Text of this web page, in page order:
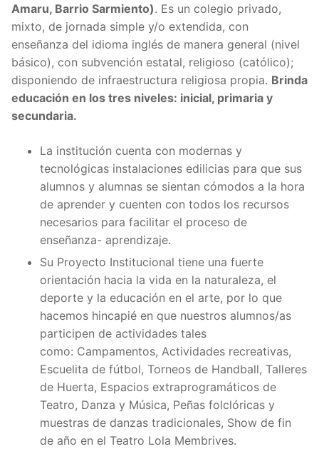
Amaru, Barrio Sarmiento). Es un colegio privado,
mixto, de jornada simple y/o extendida, con
enseñanza del idioma inglés de manera general (nivel
básico), con subvención estatal, religioso (católico);
disponiendo de infraestructura religiosa propia. Brinda
educación en los tres niveles: inicial, primaria y
secundaria.
La institución cuenta con modernas y
tecnológicas instalaciones edilicias para que sus
alumnos y alumnas se sientan cómodos a la hora
de aprender y cuenten con todos los recursos
necesarios para facilitar el proceso de
enseñanza- aprendizaje.
Su Proyecto Institucional tiene una fuerte
orientación hacia la vida en la naturaleza, el
deporte y la educación en el arte, por lo que
hacemos hincapié en que nuestros alumnos/as
participen de actividades tales
como: Campamentos, Actividades recreativas,
Escuelita de fútbol, Torneos de Handball, Talleres
de Huerta, Espacios extraprogramáticos de
Teatro, Danza y Música, Peñas folclóricas y
muestras de danzas tradicionales, Show de fin
de año en el Teatro Lola Membrives.